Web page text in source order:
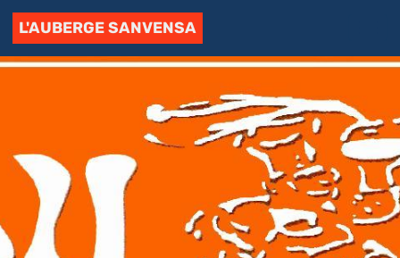
L'AUBERGE SANVENSA